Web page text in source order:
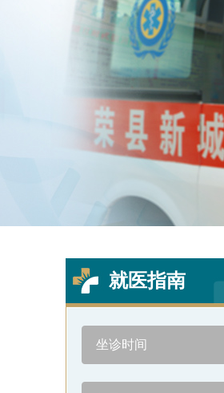
就医指南
坐诊时间